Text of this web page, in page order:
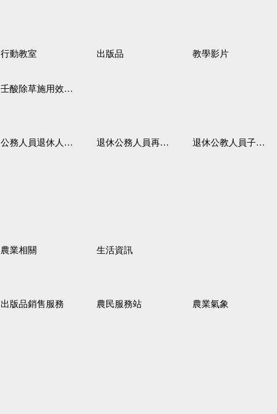
行動教室 出版品 教學影片
壬酸除草施用效果觀察
公務人員退休人員法施行細則 退休公務人員再任職務 退休公教人員子女教育補助規定
農業相關 生活資訊
出版品銷售服務 農民服務站 農業氣象